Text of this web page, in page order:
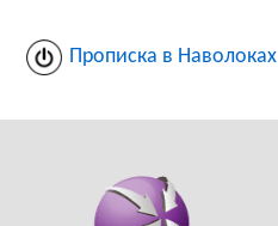
Прописка в Наволоках